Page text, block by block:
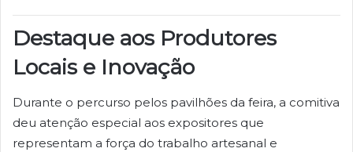
Destaque aos Produtores
Locais e Inovação
Durante o percurso pelos pavilhões da feira, a comitiva
deu atenção especial aos expositores que
representam a força do trabalho artesanal e